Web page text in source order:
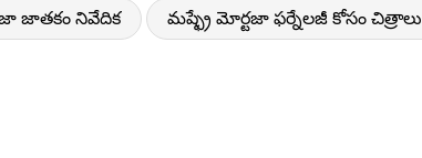
జాతకం నివేదిక మష్ఫ్రే మోర్టజా ఫర్నేలజీ కోసం చిత్రాలు